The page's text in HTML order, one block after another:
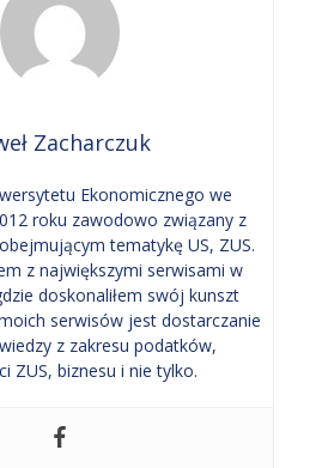
Zacharczuk
Ekonomicznego we
roku zawodowo związany z
tematykę US, ZUS.
z największymi serwisami w
doskonaliłem swój kunszt
serwisów jest dostarczanie
z zakresu podatków,
ZUS, biznesu i nie tylko.